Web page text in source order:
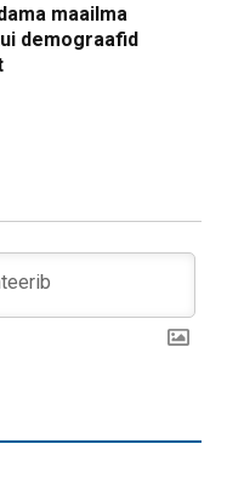
maailma
demograafid